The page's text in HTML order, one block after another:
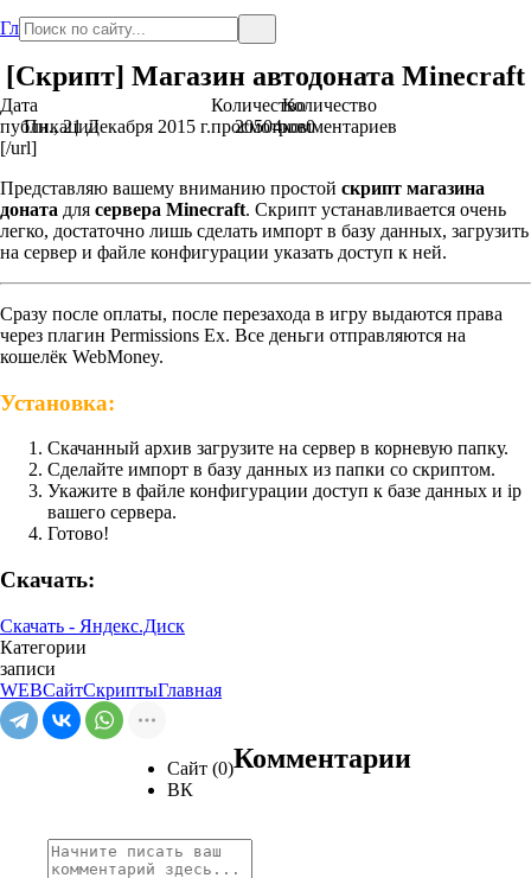
Главная
[Скрипт] Магазин автодоната Minecraft
Дата
публикации
Пн., 21 Декабря 2015 г.
Количество
просмотров
20504
Количество
комментариев
0
[/url]
Представляю вашему вниманию простой скрипт магазина
доната для сервера Minecraft. Скрипт устанавливается очень
легко, достаточно лишь сделать импорт в базу данных, загрузить
на сервер и файле конфигурации указать доступ к ней.
Сразу после оплаты, после перезахода в игру выдаются права
через плагин Permissions Ex. Все деньги отправляются на
кошелёк WebMoney.
Установка:
Скачанный архив загрузите на сервер в корневую папку.
Сделайте импорт в базу данных из папки со скриптом.
Укажите в файле конфигурации доступ к базе данных и ip
вашего сервера.
Готово!
Скачать:
Скачать - Яндекс.Диск
Категории
записи
WEBСайтСкриптыГлавная
Сайт (0)
ВК
Комментарии